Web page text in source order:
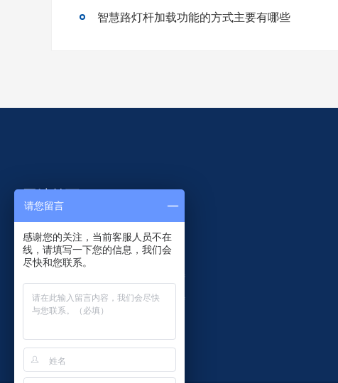
智慧路灯杆加载功能的方式主要有哪些
网站首页
智慧共杆
研发设计
监控杆件
客户案例
关于菲尼特
产品中心
联系菲尼特
请您留言
感谢您的关注，当前客服人员不在
线，请填写一下您的信息，我们会
尽快和您联系。